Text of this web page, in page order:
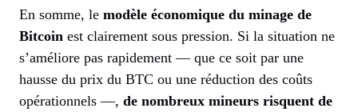
En somme, le modèle économique du minage de
Bitcoin est clairement sous pression. Si la situation ne
s’améliore pas rapidement — que ce soit par une
hausse du prix du BTC ou une réduction des coûts
opérationnels —, de nombreux mineurs risquent de